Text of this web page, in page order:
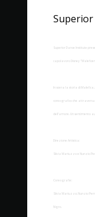
Superior
Superior Dance Institute
capolavoro Disney
In scena la storia di
coreografico che
dell'amore. Un sentimento
Direzione Artistica:
Silvia Mariuzzo e Nunzio
Coreografie:
Silvia Mariuzzo; Nunzio
Nigro.